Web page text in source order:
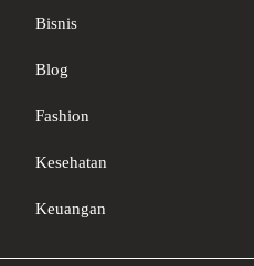
Bisnis
Blog
Fashion
Kesehatan
Keuangan